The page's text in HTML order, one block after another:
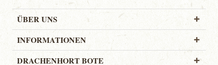
ÜBER UNS
INFORMATIONEN
DRACHENHORT BOTE